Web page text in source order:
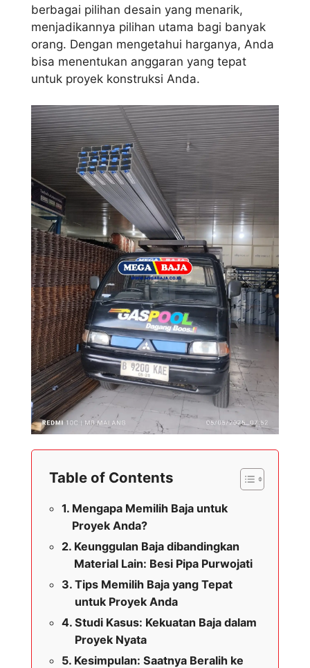
berbagai pilihan desain yang menarik,
menjadikannya pilihan utama bagi banyak
orang. Dengan mengetahui harganya, Anda
bisa menentukan anggaran yang tepat
untuk proyek konstruksi Anda.
Table of Contents
Mengapa Memilih Baja untuk
Proyek Anda?
Keunggulan Baja dibandingkan
Material Lain: Besi Pipa Purwojati
Tips Memilih Baja yang Tepat
untuk Proyek Anda
Studi Kasus: Kekuatan Baja dalam
Proyek Nyata
Kesimpulan: Saatnya Beralih ke